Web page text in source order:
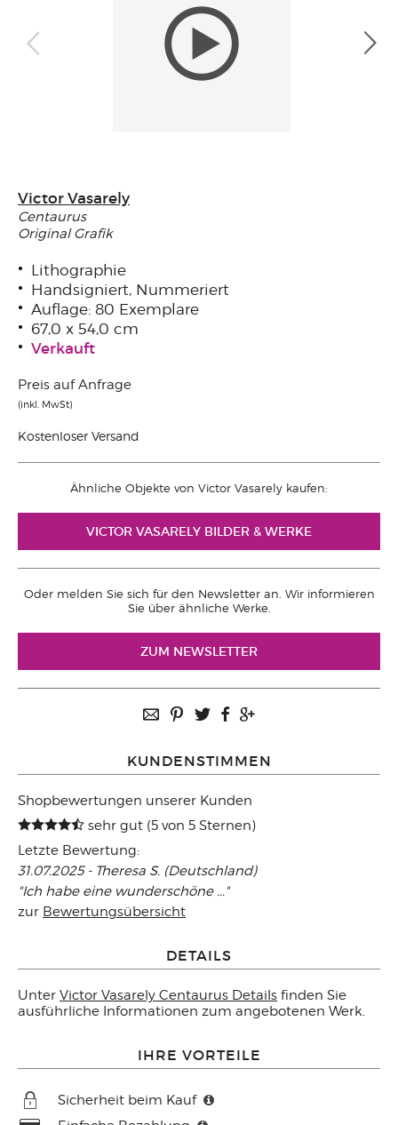
Victor Vasarely
Centaurus
Original Grafik
Lithographie
Handsigniert, Nummeriert
Auflage: 80 Exemplare
67,0 x 54,0 cm
Verkauft
Preis auf Anfrage
(inkl. MwSt)
Kostenloser Versand
Ähnliche Objekte von Victor Vasarely kaufen:
VICTOR VASARELY BILDER & WERKE
Oder melden Sie sich für den Newsletter an. Wir informieren
Sie über ähnliche Werke.
ZUM NEWSLETTER
KUNDENSTIMMEN
Shopbewertungen unserer Kunden
sehr gut (5 von 5 Sternen)
Letzte Bewertung:
31.07.2025 - Theresa S. (Deutschland)
"Ich habe eine wunderschöne ..."
zur Bewertungsübersicht
DETAILS
Unter Victor Vasarely Centaurus Details finden Sie
ausführliche Informationen zum angebotenen Werk.
IHRE VORTEILE
Sicherheit beim Kauf